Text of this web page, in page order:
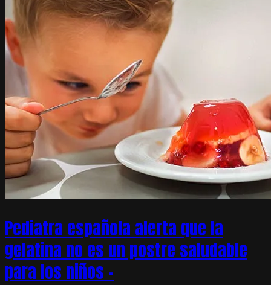
Pediatra española alerta que la
gelatina no es un postre saludable
para los niños –